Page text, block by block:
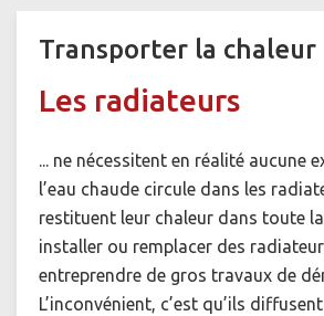
Transporter la chaleur
Les radiateurs
... ne nécessitent en réalité aucune
l’eau chaude circule dans les
restituent leur chaleur dans toute
installer ou remplacer des
entreprendre de gros travaux de
L’inconvénient, c’est qu’ils